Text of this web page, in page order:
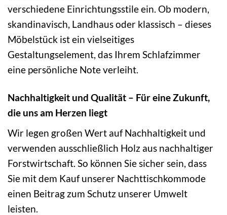
verschiedene Einrichtungsstile ein. Ob modern,
skandinavisch, Landhaus oder klassisch – dieses
Möbelstück ist ein vielseitiges
Gestaltungselement, das Ihrem Schlafzimmer
eine persönliche Note verleiht.
Nachhaltigkeit und Qualität – Für eine Zukunft,
die uns am Herzen liegt
Wir legen großen Wert auf Nachhaltigkeit und
verwenden ausschließlich Holz aus nachhaltiger
Forstwirtschaft. So können Sie sicher sein, dass
Sie mit dem Kauf unserer Nachttischkommode
einen Beitrag zum Schutz unserer Umwelt
leisten.